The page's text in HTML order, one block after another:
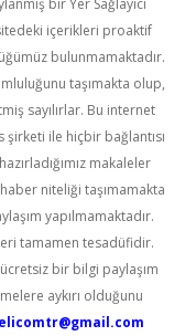
bir Yer Sağlayıcı
içerikleri proaktif
bulunmamaktadır.
taşımakta olup,
sayılırlar. Bu internet
ile hiçbir bağlantısı
makaleler
niteliği taşımamakta
yapılmamaktadır.
tamamen tesadüfidir.
bir bilgi paylaşım
aykırı olduğunu